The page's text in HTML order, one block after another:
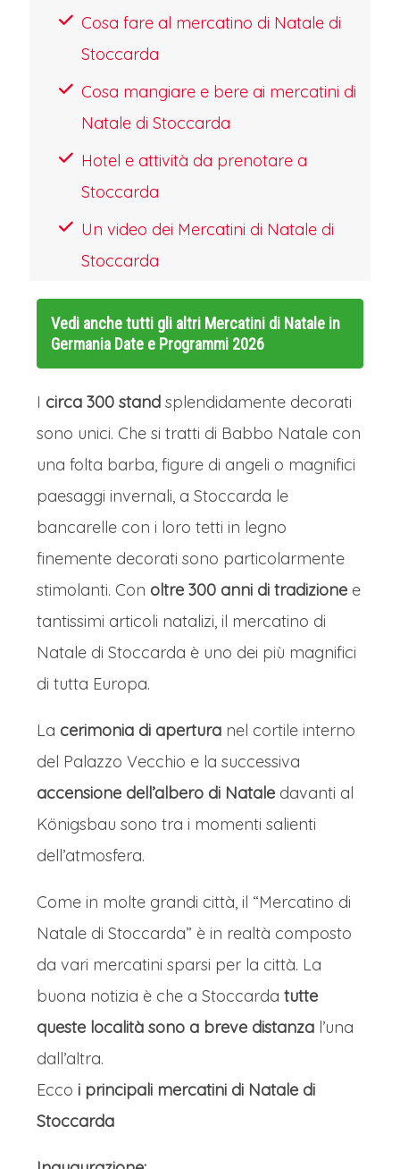
Nel primo pomeriggio ci sposteremo a
Stoccarda, nel cuore pulsante del
di Natale si distingue per la sua
energia che lo anima. Considerato uno
dei più belli della Germania, esso si
dispiega in un labirinto di luci e colori
tra le maestose piazze del centro, con
Palazzo illuminato. L'atmosfera è
un'esplosione di gioia contagiosa,
zenzero dei famosi Lebkuchen e dal
natalizia locale.
Le oltre 280 bancarelle
offrono un autentico tesoro di
artigianato, dai presepi intagliati a
mano alle splendide ceramiche
piani in legno con figure intagliate che
ruotano al calore delle candele,
simbolo della maestria artigiana della
regione. Il brusio festoso della folla,
unito alle melodie degli organetti e ai
cori gospel, crea una sinfonia di festa
che incarna lo spirito generoso e
Mercatini di Natale in Svevia sui luoghi di
Federico II lo Stupor Mundi: Giorno 2
COLAZIONE
Colazione in hotel.
ESSLINGEN E IL MERCATINO DI
Cosa fare al mercatino di Natale di
Stoccarda
Cosa mangiare e bere ai mercatini di
Natale di Stoccarda
Hotel e attività da prenotare a
Stoccarda
Un video dei Mercatini di Natale di
Stoccarda
Vedi anche tutti gli altri Mercatini di Natale in
Germania Date e Programmi 2026
I circa 300 stand splendidamente decorati
sono unici. Che si tratti di Babbo Natale con
una folta barba, figure di angeli o magnifici
paesaggi invernali, a Stoccarda le
bancarelle con i loro tetti in legno
finemente decorati sono particolarmente
stimolanti. Con oltre 300 anni di tradizione e
tantissimi articoli natalizi, il mercatino di
Natale di Stoccarda è uno dei più magnifici
di tutta Europa.
La cerimonia di apertura nel cortile interno
del Palazzo Vecchio e la successiva
accensione dell’albero di Natale davanti al
Königsbau sono tra i momenti salienti
dell’atmosfera.
Come in molte grandi città, il “Mercatino di
Natale di Stoccarda” è in realtà composto
da vari mercatini sparsi per la città. La
buona notizia è che a Stoccarda tutte
queste località sono a breve distanza l’una
dall’altra.
Ecco i principali mercatini di Natale di
Stoccarda